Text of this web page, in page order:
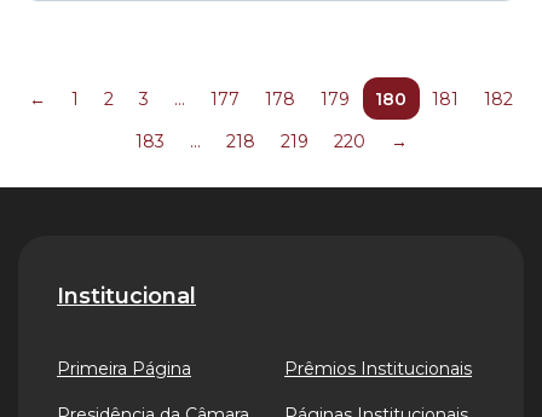
← 1 2 3 … 177 178 179 180 181
182
183
… 218 219 220 →
Institucional
Primeira Página Prêmios Institucionais